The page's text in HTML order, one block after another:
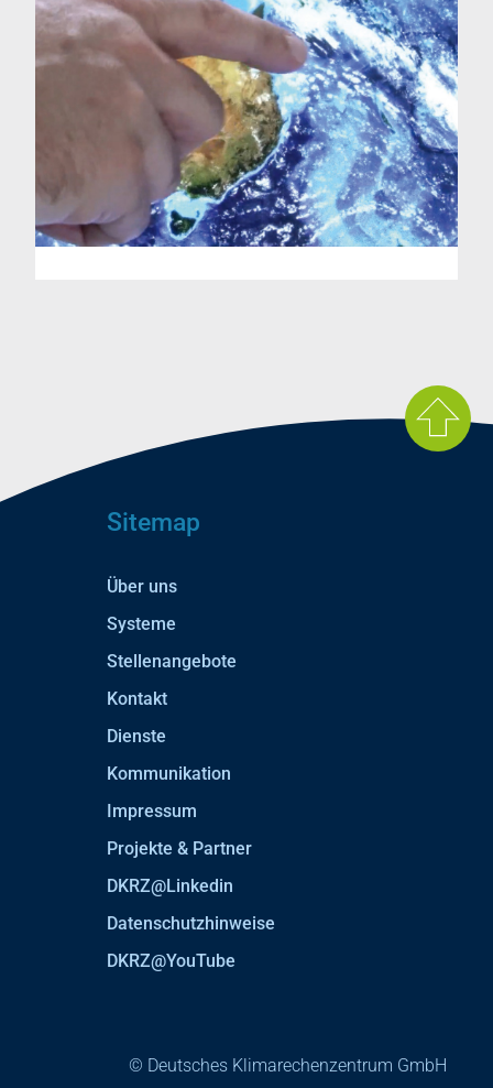
Sitemap
Über uns
Systeme
Stellenangebote
Kontakt
Dienste
Kommunikation
Impressum
Projekte & Partner
DKRZ@Linkedin
Datenschutzhinweise
DKRZ@YouTube
© Deutsches Klimarechenzentrum GmbH